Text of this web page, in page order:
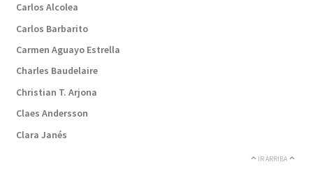
Carlos Alcolea
Carlos Barbarito
Carmen Aguayo Estrella
Charles Baudelaire
Christian T. Arjona
Claes Andersson
Clara Janés
IR ARRIBA